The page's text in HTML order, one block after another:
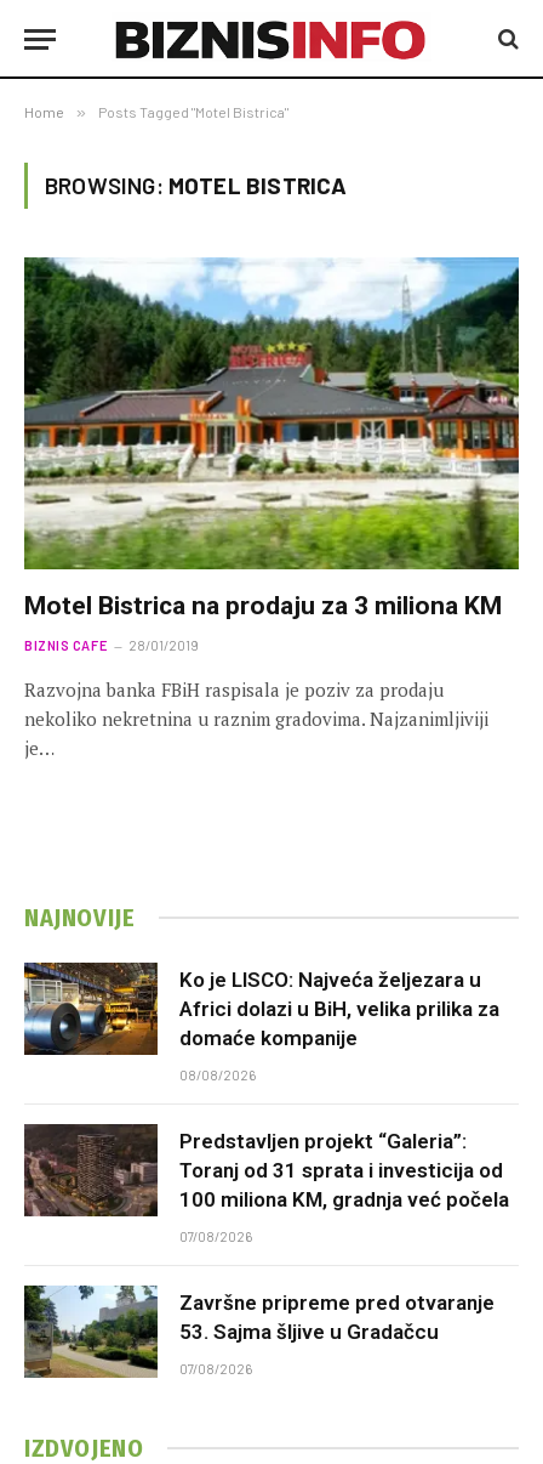
Home » Posts Tagged "Motel Bistrica"
BROWSING: MOTEL BISTRICA
Motel Bistrica na prodaju za 3 miliona KM
BIZNIS CAFE 28/01/2019
Razvojna banka FBiH raspisala je poziv za prodaju
nekoliko nekretnina u raznim gradovima. Najzanimljiviji
je…
NAJNOVIJE
Ko je LISCO: Najveća željezara u
Africi dolazi u BiH, velika prilika za
domaće kompanije
08/08/2026
Predstavljen projekt “Galeria”:
Toranj od 31 sprata i investicija od
100 miliona KM, gradnja već počela
07/08/2026
Završne pripreme pred otvaranje
53. Sajma šljive u Gradačcu
07/08/2026
IZDVOJENO